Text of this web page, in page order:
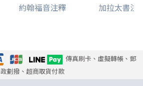
約翰福音注釋 加拉太書注
傳真刷卡、虛擬轉帳、郵
政劃撥、超商取貨付款